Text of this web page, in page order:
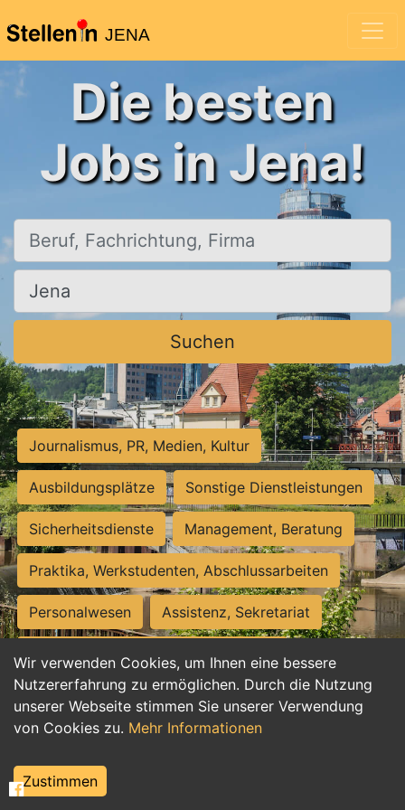
JENA
Wir verwenden Cookies, um Ihnen eine bessere
Nutzererfahrung zu ermöglichen. Durch die Nutzung
unserer Webseite stimmen Sie unserer Verwendung
von Cookies zu. Mehr Informationen
Zustimmen
Die besten
Jobs in Jena!
Beruf, Fachrichtung, Firma
Ort, Stadt
Suchen
Journalismus, PR, Medien, Kultur
Ausbildungsplätze Sonstige Dienstleistungen
Sicherheitsdienste Management, Beratung
Praktika, Werkstudenten, Abschlussarbeiten
Personalwesen Assistenz, Sekretariat
Hilfskräfte, Aushilfs- und Nebenjobs
Einkauf, Logistik, Materialwirtschaft
Weiterbildung, Studium, duale Ausbildung
Tourismus